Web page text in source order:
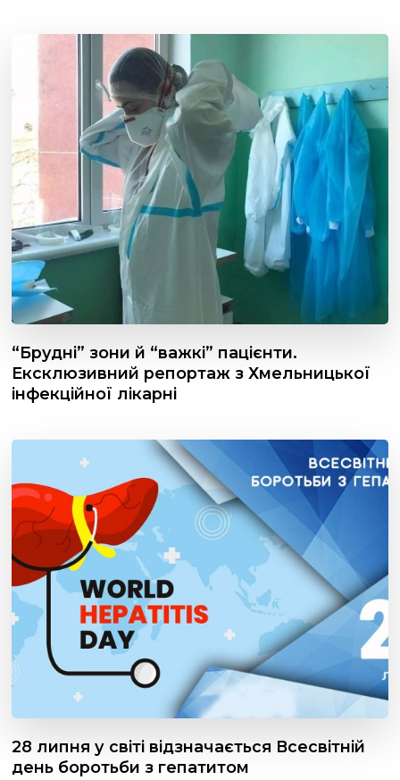
“Брудні” зони й “важкі” пацієнти.
Ексклюзивний репортаж з Хмельницької
інфекційної лікарні
28 липня у світі відзначається Всесвітній
день боротьби з гепатитом